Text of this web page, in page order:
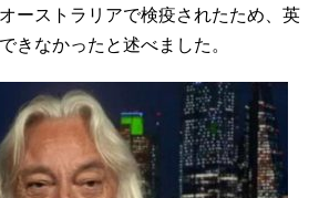
ーストラリアで検疫されたため、英
きなかったと述べました。